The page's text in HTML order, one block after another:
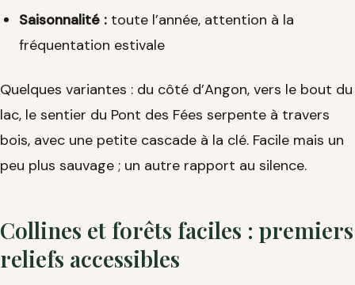
Saisonnalité : toute l’année, attention à la
fréquentation estivale
Quelques variantes : du côté d’Angon, vers le bout du
lac, le sentier du Pont des Fées serpente à travers
bois, avec une petite cascade à la clé. Facile mais un
peu plus sauvage ; un autre rapport au silence.
Collines et forêts faciles : premiers
reliefs accessibles